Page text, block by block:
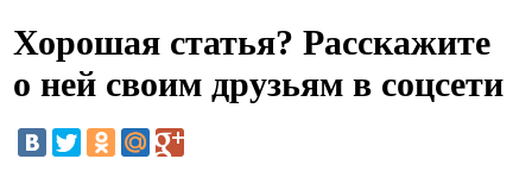
Хорошая статья? Расскажите
о ней своим друзьям в соцсети